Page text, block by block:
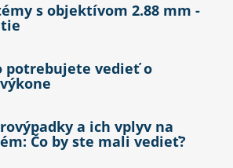
s objektívom 2.88 mm -
potrebujete vedieť o
a ich vplyv na
Čo by ste mali vedieť?